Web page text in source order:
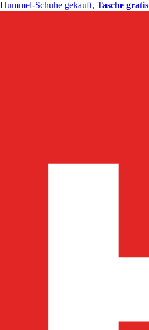
Hummel-Schuhe gekauft, Tasche gratis